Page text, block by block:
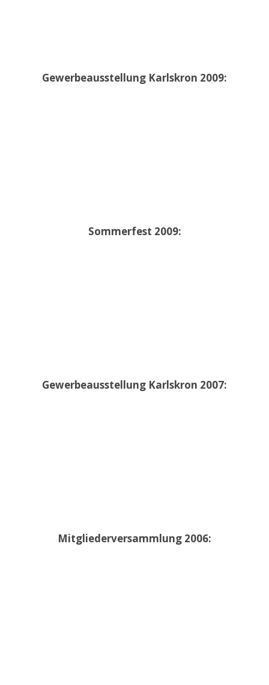
Gewerbeausstellung Karlskron 2009:
Sommerfest 2009:
Gewerbeausstellung Karlskron 2007:
Mitgliederversammlung 2006: